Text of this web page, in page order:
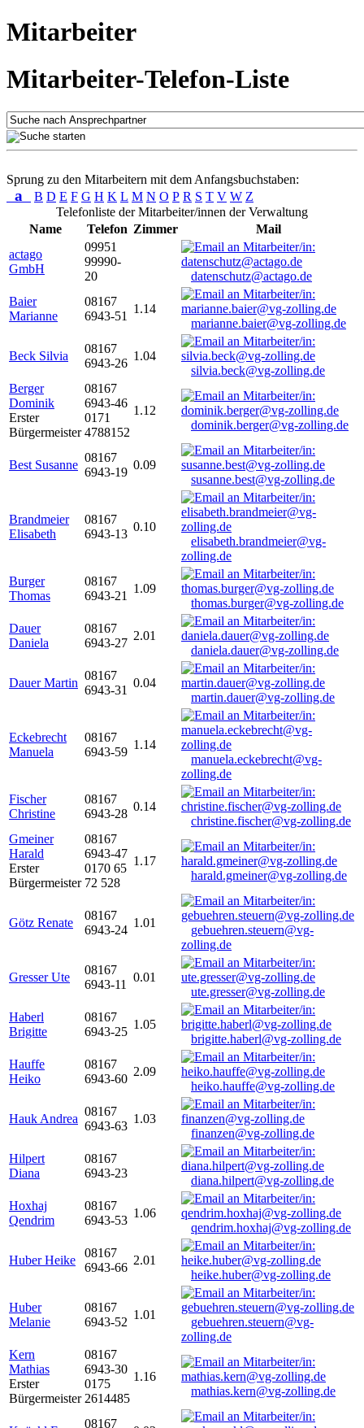
Mitarbeiter
Mitarbeiter-Telefon-Liste
Sprung zu den Mitarbeitern mit dem Anfangsbuchstaben:
a B D E F G H K L M N O P R S T V W Z
Telefonliste der Mitarbeiter/innen der Verwaltung
Name
Telefon Zimmer
Mail
actago
GmbH
09951
99990-
20
datenschutz@actago.de
Baier
Marianne
08167
6943-51
1.14
marianne.baier@vg-zolling.de
Beck Silvia
08167
6943-26
1.04
silvia.beck@vg-zolling.de
Berger
Dominik
Erster
Bürgermeister
08167
6943-46
0171
4788152
1.12
dominik.berger@vg-zolling.de
Best Susanne
08167
6943-19
0.09
susanne.best@vg-zolling.de
Brandmeier
Elisabeth
08167
6943-13
0.10
elisabeth.brandmeier@vg-
zolling.de
Burger
Thomas
08167
6943-21
1.09
thomas.burger@vg-zolling.de
Dauer
Daniela
08167
6943-27
2.01
daniela.dauer@vg-zolling.de
Dauer Martin
08167
6943-31
0.04
martin.dauer@vg-zolling.de
Eckebrecht
Manuela
08167
6943-59
1.14
manuela.eckebrecht@vg-
zolling.de
Fischer
Christine
08167
6943-28
0.14
christine.fischer@vg-zolling.de
Gmeiner
Harald
Erster
Bürgermeister
08167
6943-47
0170 65
72 528
1.17
harald.gmeiner@vg-zolling.de
Götz Renate
08167
6943-24
1.01
gebuehren.steuern@vg-
zolling.de
Gresser Ute
08167
6943-11
0.01
ute.gresser@vg-zolling.de
Haberl
Brigitte
08167
6943-25
1.05
brigitte.haberl@vg-zolling.de
Hauffe
Heiko
08167
6943-60
2.09
heiko.hauffe@vg-zolling.de
Hauk Andrea
08167
6943-63
1.03
finanzen@vg-zolling.de
Hilpert
Diana
08167
6943-23
diana.hilpert@vg-zolling.de
Hoxhaj
Qendrim
08167
6943-53
1.06
qendrim.hoxhaj@vg-zolling.de
Huber Heike
08167
6943-66
2.01
heike.huber@vg-zolling.de
Huber
Melanie
08167
6943-52
1.01
gebuehren.steuern@vg-
zolling.de
Kern
Mathias
Erster
Bürgermeister
08167
6943-30
0175
2614485
1.16
mathias.kern@vg-zolling.de
08167